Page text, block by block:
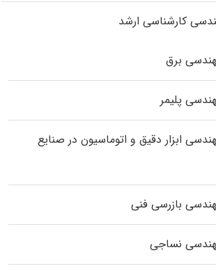
کارشناسی ارشد
برق
پلیمر
ابزار دقیق و اتوماسیون در صنایع
بازرسی فنی
نساجی